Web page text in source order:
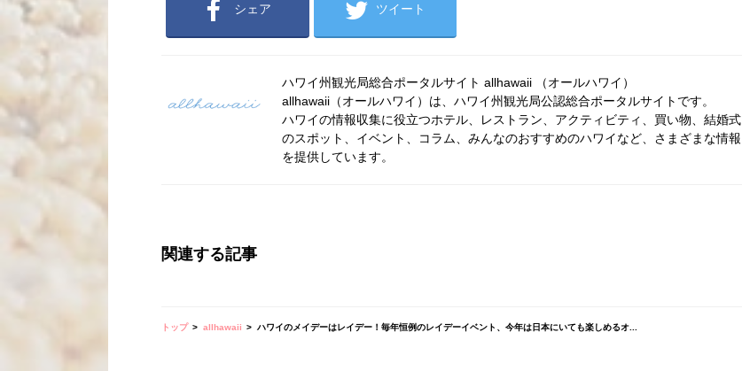
シェア ツイート
ハワイ州観光局総合ポータルサイト allhawaii （オールハワイ）
allhawaii（オールハワイ）は、ハワイ州観光局公認総合ポータルサイトです。
ハワイの情報収集に役立つホテル、レストラン、アクティビティ、買い物、結婚式
のスポット、イベント、コラム、みんなのおすすめのハワイなど、さまざまな情報
を提供しています。
関連する記事
トップ allhawaii ハワイのメイデーはレイデー！毎年恒例のレイデーイベント、今年は日本にいても楽しめるオ...